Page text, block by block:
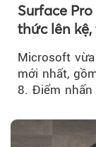
Surface
thức lên
Microsoft
mới nhất,
8. Điểm nhấn